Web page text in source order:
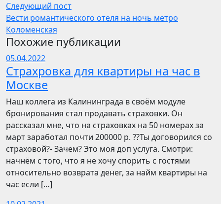
Следующий пост
Вести романтического отеля на ночь метро
Коломенская
Похожие публикации
05.04.2022
Страхровка для квартиры на час в
Москве
Наш коллега из Калининграда в своём модуле
бронирования стал продавать страховки. Он
рассказал мне, что на страховках на 50 номерах за
март заработал почти 200000 р. ??Ты договорился со
страховой?- Зачем? Это моя доп услуга. Смотри:
начнём с того, что я не хочу спорить с гостями
относительно возврата денег, за найм квартиры на
час если […]